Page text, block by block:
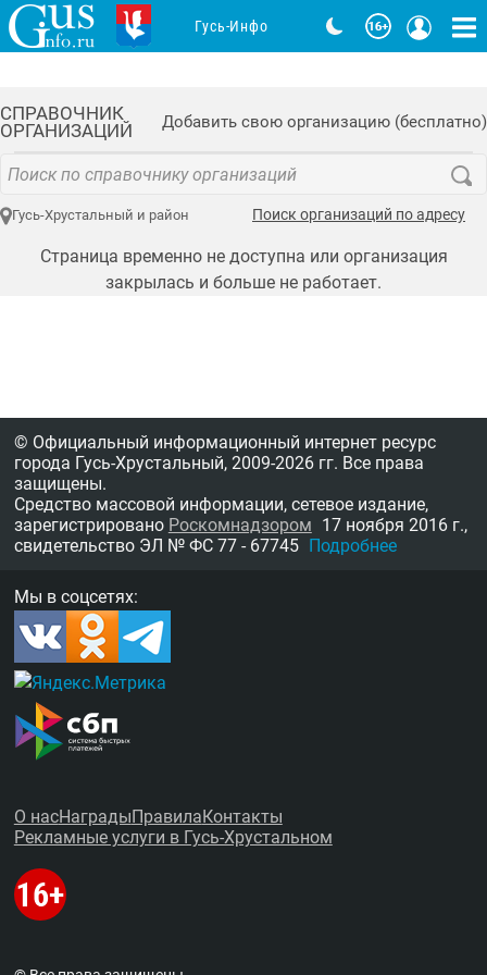
СПРАВОЧНИК
ОРГАНИЗАЦИЙ
Добавить свою организацию (бесплатно)
Гусь-Хрустальный и район Поиск организаций по адресу
Страница временно не доступна или организация
закрылась и больше не работает.
Гусь-Инфо
© Официальный информационный интернет ресурс
города Гусь-Хрустальный, 2009-2026 гг. Все права
защищены.
Средство массовой информации, сетевое издание,
зарегистрировано Роскомнадзором 17 ноября 2016 г.,
свидетельство ЭЛ № ФС 77 - 67745 Подробнее
Мы в соцсетях:
О насНаградыПравилаКонтакты
Рекламные услуги в Гусь-Хрустальном